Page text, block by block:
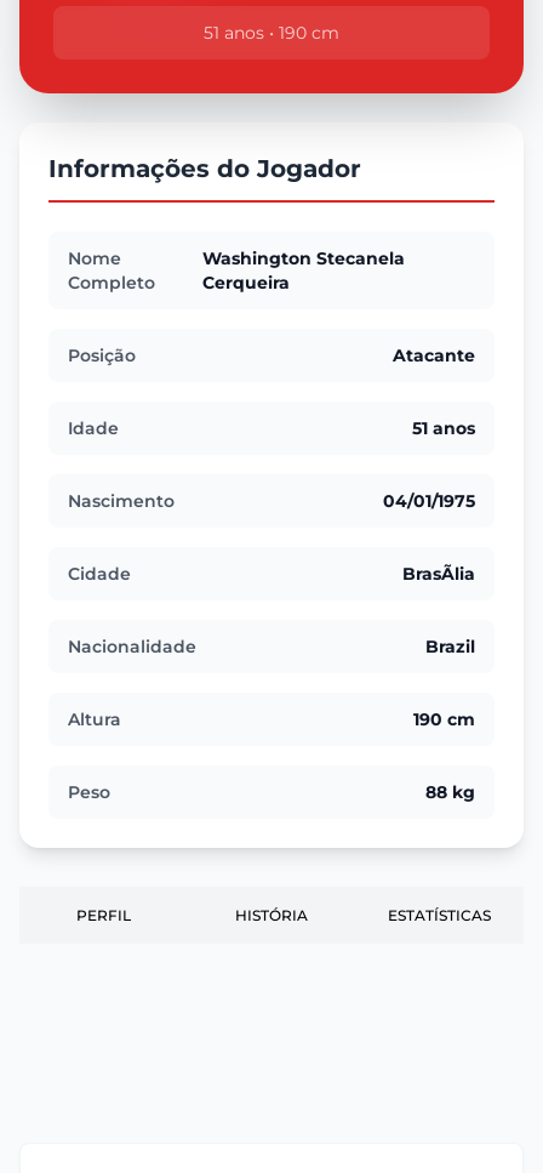
51 anos • 190 cm
Informações do Jogador
Nome
Completo
Washington Stecanela
Cerqueira
Posição Atacante
Idade 51 anos
Nascimento 04/01/1975
Cidade BrasÃ­lia
Nacionalidade Brazil
Altura 190 cm
Peso 88 kg
PERFIL HISTÓRIA ESTATÍSTICAS